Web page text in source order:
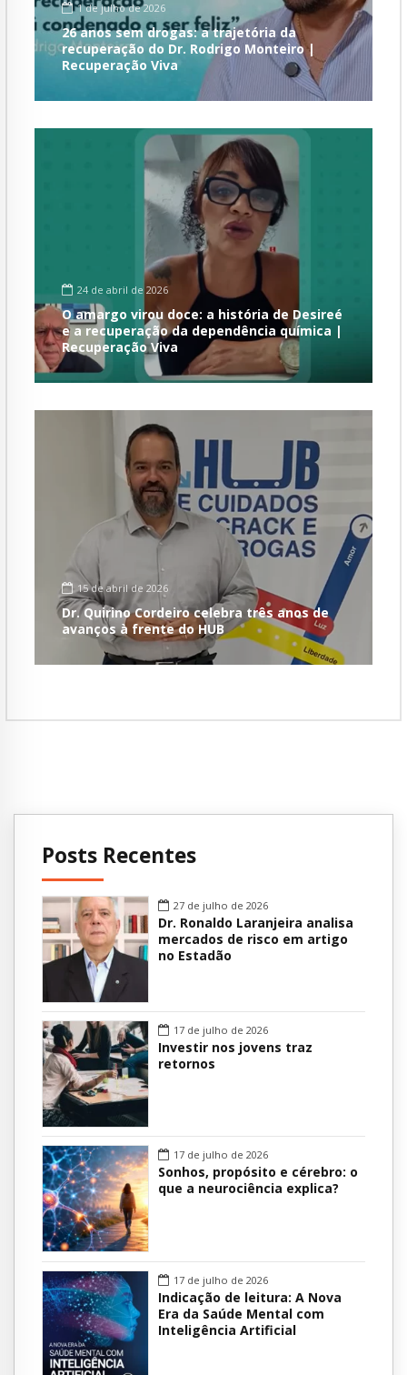
1 de julho de 2026
26 anos sem drogas: a trajetória da
recuperação do Dr. Rodrigo Monteiro |
Recuperação Viva
24 de abril de 2026
O amargo virou doce: a história de Desireé
e a recuperação da dependência química |
Recuperação Viva
15 de abril de 2026
Dr. Quirino Cordeiro celebra três anos de
avanços à frente do HUB
Posts Recentes
27 de julho de 2026
Dr. Ronaldo Laranjeira analisa
mercados de risco em artigo
no Estadão
17 de julho de 2026
Investir nos jovens traz
retornos
17 de julho de 2026
Sonhos, propósito e cérebro: o
que a neurociência explica?
17 de julho de 2026
Indicação de leitura: A Nova
Era da Saúde Mental com
Inteligência Artificial